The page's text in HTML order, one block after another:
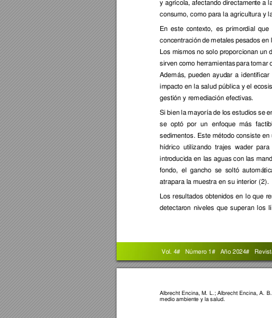
Vol. 4#   Número 1#   Año 2024# R
y agrícola, afectando directamente a
consumo, como para la agricultura y
En este contexto, es primordial que
concentración de metales pesados en
Los mismos no solo proporcionan un
sirven como herramientas para tomar
Además, pueden ayudar a identificar
impacto en la salud pública y el
gestión y remediación efectivas.
Si bien la mayoría de los estudios se
se optó por un enfoque más f
sedimentos. Este método consiste en
hídrico utilizando trajes wader para
introducida en las aguas con las
fondo, el gancho se soltó automá
atrapara la muestra en su interior (2).
Los resultados obtenidos en lo que
detectaron niveles que superan los
Albrecht Encina, M. L. ; Albrecht Encina , A.
medio ambiente y la salud.